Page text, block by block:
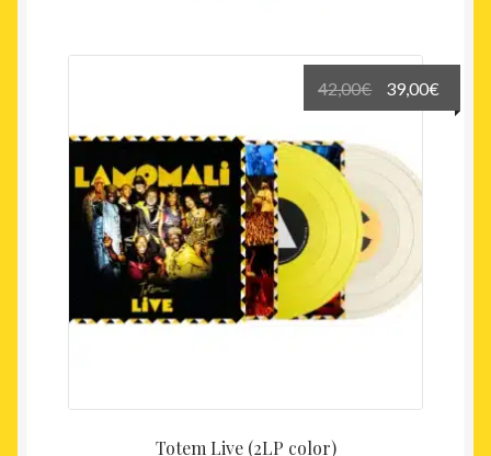
Totem Live (2LP color)
42,00€
Le
prix
était :
42,00€.
39,00€
prix